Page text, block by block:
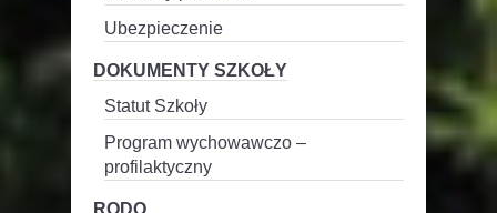
Ubezpieczenie
DOKUMENTY SZKOŁY
Statut Szkoły
Program wychowawczo –
profilaktyczny
RODO